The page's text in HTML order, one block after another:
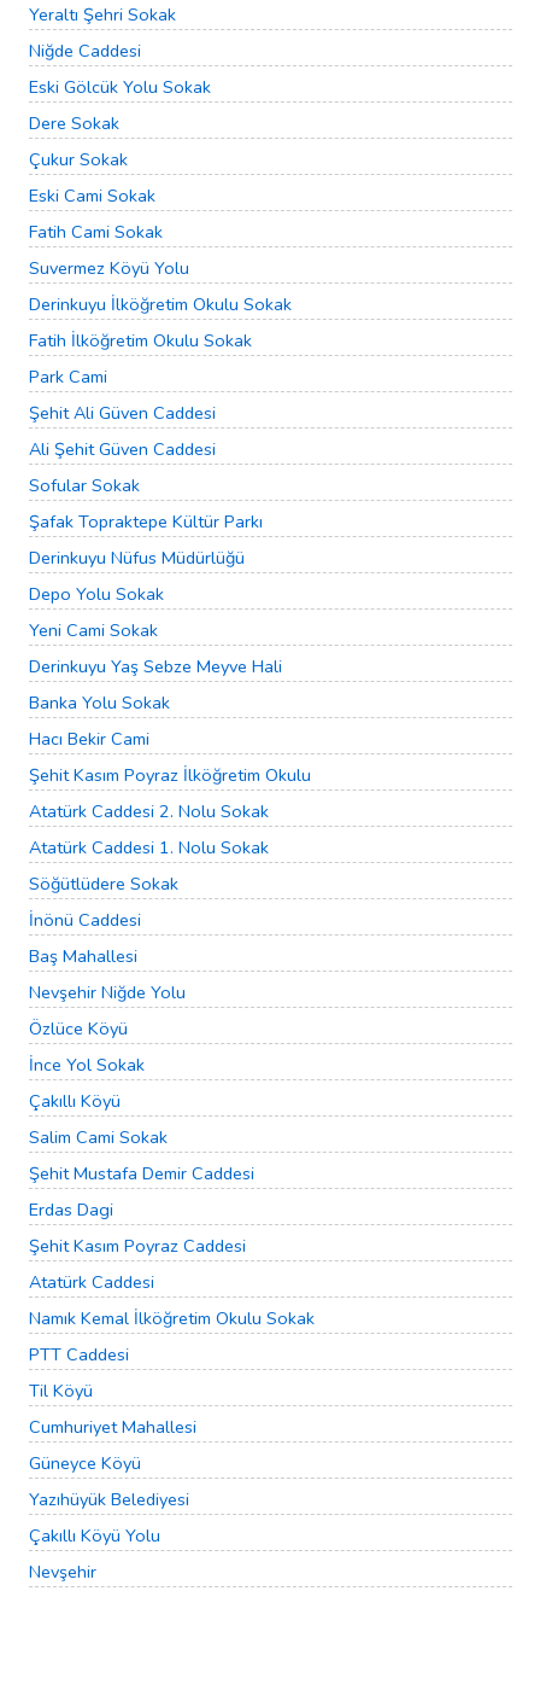
Yeraltı Şehri Sokak
Niğde Caddesi
Eski Gölcük Yolu Sokak
Dere Sokak
Çukur Sokak
Eski Cami Sokak
Fatih Cami Sokak
Suvermez Köyü Yolu
Derinkuyu İlköğretim Okulu Sokak
Fatih İlköğretim Okulu Sokak
Park Cami
Şehit Ali Güven Caddesi
Ali Şehit Güven Caddesi
Sofular Sokak
Şafak Topraktepe Kültür Parkı
Derinkuyu Nüfus Müdürlüğü
Depo Yolu Sokak
Yeni Cami Sokak
Derinkuyu Yaş Sebze Meyve Hali
Banka Yolu Sokak
Hacı Bekir Cami
Şehit Kasım Poyraz İlköğretim Okulu
Atatürk Caddesi 2. Nolu Sokak
Atatürk Caddesi 1. Nolu Sokak
Söğütlüdere Sokak
İnönü Caddesi
Baş Mahallesi
Nevşehir Niğde Yolu
Özlüce Köyü
İnce Yol Sokak
Çakıllı Köyü
Salim Cami Sokak
Şehit Mustafa Demir Caddesi
Erdas Dagi
Şehit Kasım Poyraz Caddesi
Atatürk Caddesi
Namık Kemal İlköğretim Okulu Sokak
PTT Caddesi
Til Köyü
Cumhuriyet Mahallesi
Güneyce Köyü
Yazıhüyük Belediyesi
Çakıllı Köyü Yolu
Nevşehir